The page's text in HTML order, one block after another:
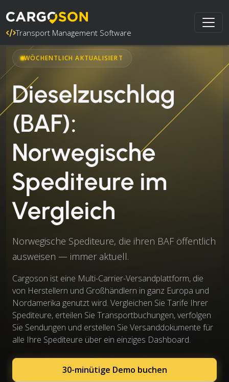
Transport Management Software
WÖCHENTLICH AKTUALISIERT
Dieselzuschlag
(BAF):
Norwegische
Spediteure im
Vergleich
Norwegische Spediteure, die ihren BAF öffentlich
ausweisen — immer aktuell.
Cargoson ist eine Multi-Carrier-Versandplattform, die
von Herstellern und Großhändlern in ganz Europa und
Nordamerika genutzt wird. Vergleichen Sie Tarife Ihrer
Spediteure, erteilen Sie Transportbuchungen, verfolgen
Sie Sendungen und erstellen Sie Versanddokumente für
alle Ihre Spediteure über ein einziges Dashboard.
30-minütige Demo buchen